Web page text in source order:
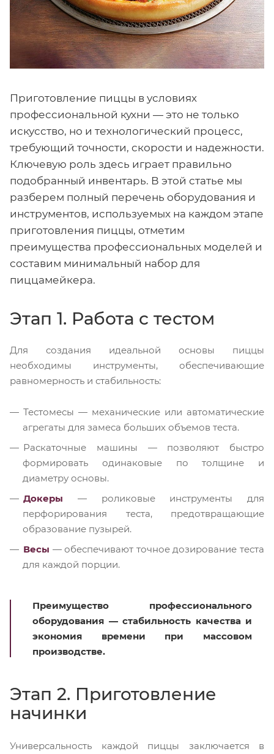
Приготовление пиццы в условиях
профессиональной кухни — это не только
искусство, но и технологический процесс,
требующий точности, скорости и надежности.
Ключевую роль здесь играет правильно
подобранный инвентарь. В этой статье мы
разберем полный перечень оборудования и
инструментов, используемых на каждом этапе
приготовления пиццы, отметим
преимущества профессиональных моделей и
составим минимальный набор для
пиццамейкера.
Этап 1. Работа с тестом
Для создания идеальной основы пиццы
необходимы инструменты, обеспечивающие
равномерность и стабильность:
Тестомесы — механические или автоматические
агрегаты для замеса больших объемов теста.
Раскаточные машины — позволяют быстро
формировать одинаковые по толщине и
диаметру основы.
Докеры — роликовые инструменты для
перфорирования теста, предотвращающие
образование пузырей.
Весы — обеспечивают точное дозирование теста
для каждой порции.
Преимущество профессионального
оборудования — стабильность качества и
экономия времени при массовом
производстве.
Этап 2. Приготовление
начинки
Универсальность каждой пиццы заключается в